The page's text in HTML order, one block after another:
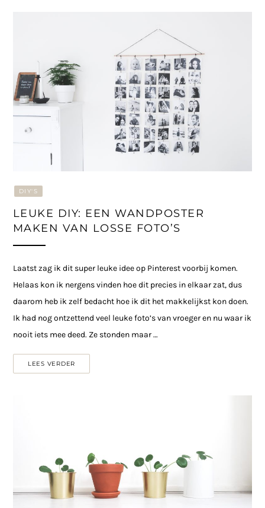
DIY'S
LEUKE DIY: EEN WANDPOSTER
MAKEN VAN LOSSE FOTO’S
Laatst zag ik dit super leuke idee op Pinterest voorbij komen.
Helaas kon ik nergens vinden hoe dit precies in elkaar zat, dus
daarom heb ik zelf bedacht hoe ik dit het makkelijkst kon doen.
Ik had nog ontzettend veel leuke foto’s van vroeger en nu waar ik
nooit iets mee deed. Ze stonden maar …
LEES VERDER